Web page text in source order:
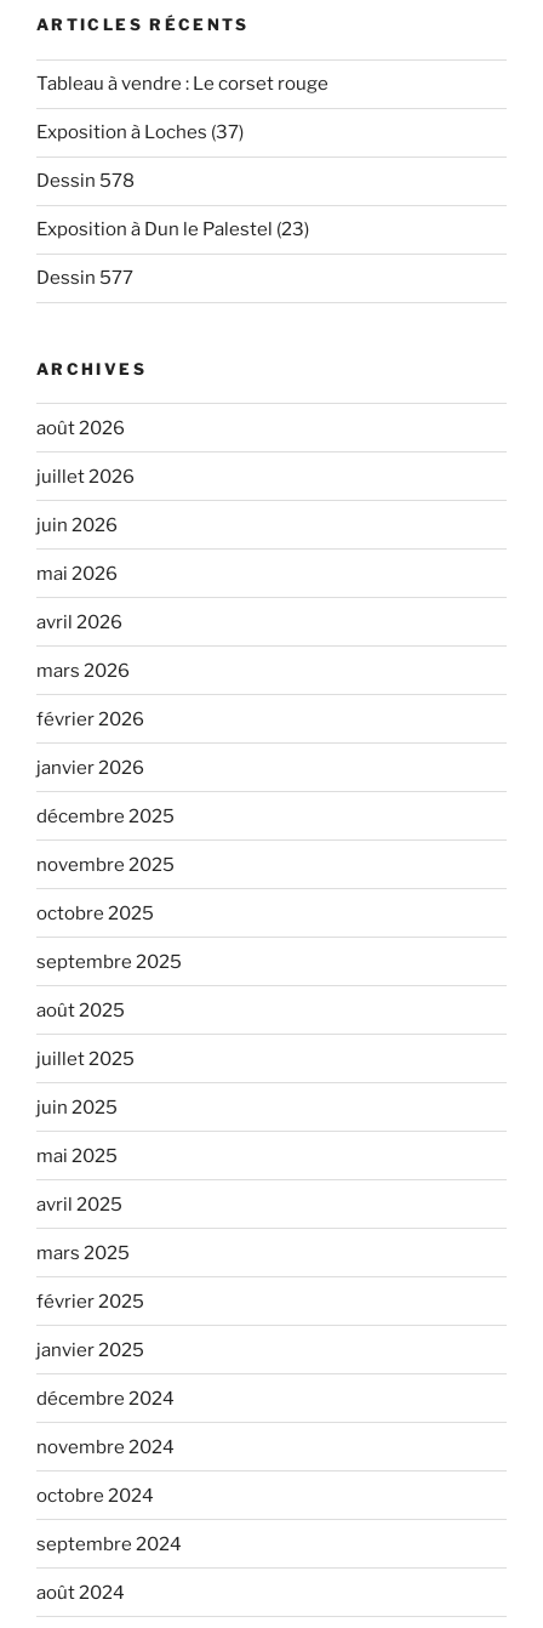
ARTICLES RÉCENTS
Tableau à vendre : Le corset rouge
Exposition à Loches (37)
Dessin 578
Exposition à Dun le Palestel (23)
Dessin 577
ARCHIVES
août 2026
juillet 2026
juin 2026
mai 2026
avril 2026
mars 2026
février 2026
janvier 2026
décembre 2025
novembre 2025
octobre 2025
septembre 2025
août 2025
juillet 2025
juin 2025
mai 2025
avril 2025
mars 2025
février 2025
janvier 2025
décembre 2024
novembre 2024
octobre 2024
septembre 2024
août 2024